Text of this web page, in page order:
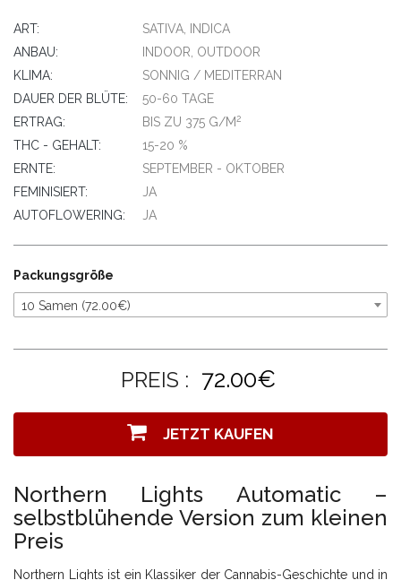
ART:
SATIVA, INDICA
ANBAU:
INDOOR, OUTDOOR
KLIMA:
SONNIG / MEDITERRAN
DAUER DER BLÜTE:
50-60 TAGE
ERTRAG:
BIS ZU 375 G/M2
THC - GEHALT:
15-20 %
ERNTE:
SEPTEMBER - OKTOBER
FEMINISIERT:
JA
AUTOFLOWERING:
JA
Packungsgröße
10 Samen (72.00€)
PREIS : 72.00€
JETZT KAUFEN
Northern Lights Automatic –
selbstblühende Version zum kleinen
Preis
Northern Lights ist ein Klassiker der Cannabis-Geschichte und in